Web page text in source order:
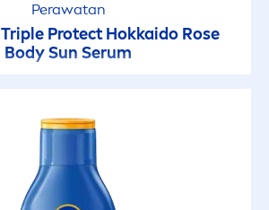
Perawatan
Triple ProtectHokkaido Rose
BodySun Serum